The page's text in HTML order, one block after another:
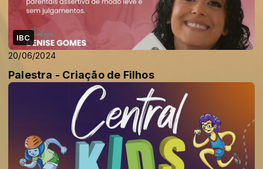
IBC
20/06/2024
Palestra - Criação de Filhos